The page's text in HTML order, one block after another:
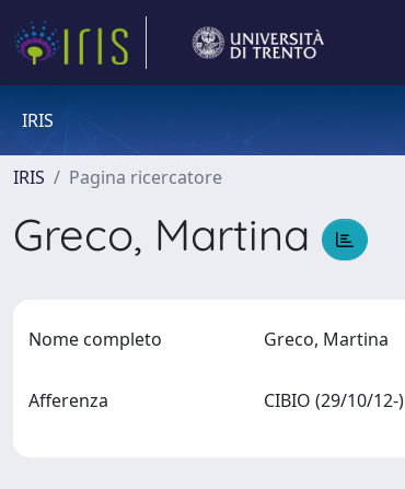
IRIS
IRIS Pagina ricercatore
Greco, Martina
Nome completo Greco, Martina
Afferenza CIBIO (29/10/12-)